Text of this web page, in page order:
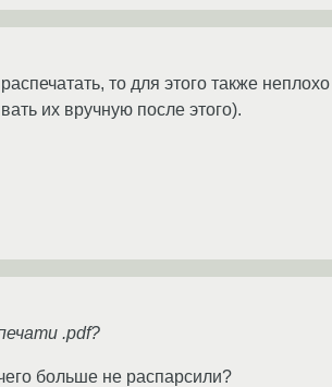
то для этого также
их вручную после этого).
.pdf?
больше не распарсили?